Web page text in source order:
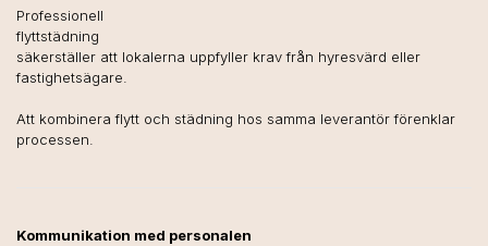
Professionell
flyttstädning
säkerställer att lokalerna uppfyller krav från hyresvärd eller
fastighetsägare.
Att kombinera flytt och städning hos samma leverantör förenklar
processen.
Kommunikation med personalen